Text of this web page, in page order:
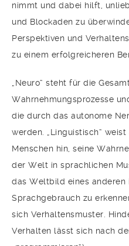
nimmt und dabei hilft,
und Blockaden zu
Perspektiven und
zu einem erfolgreicheren
„Neuro“ steht für die
Wahrnehmungsprozesse
die durch das autonome
werden. „Linguistisch“
Menschen hin, seine
der Welt in sprachlichen
das Weltbild eines anderen
Sprachgebrauch zu
sich Verhaltensmuster.
Verhalten lässt sich nach